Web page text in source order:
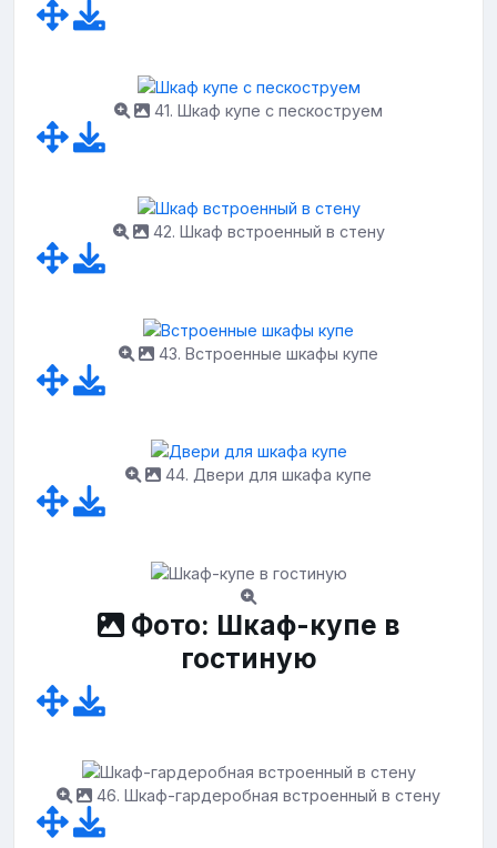
41. Шкаф купе с пескоструем
42. Шкаф встроенный в стену
43. Встроенные шкафы купе
44. Двери для шкафа купе
Фото: Шкаф-купе в
гостиную
46. Шкаф-гардеробная встроенный в стену